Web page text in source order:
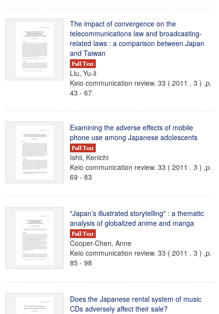
The impact of convergence on the
telecommunications law and broadcasting-
related laws : a comparison between Japan
and Taiwan
Liu, Yu-li
Keio communication review. 33 ( 2011 . 3 ) ,p.
43 - 67
Examining the adverse effects of mobile
phone use among Japanese adolescents
Ishii, Kenichi
Keio communication review. 33 ( 2011 . 3 ) ,p.
69 - 83
"Japan’s illustrated storytelling" : a thematic
analysis of globalized anime and manga
Cooper-Chen, Anne
Keio communication review. 33 ( 2011 . 3 ) ,p.
85 - 98
Does the Japanese rental system of music
CDs adversely affect their sale?